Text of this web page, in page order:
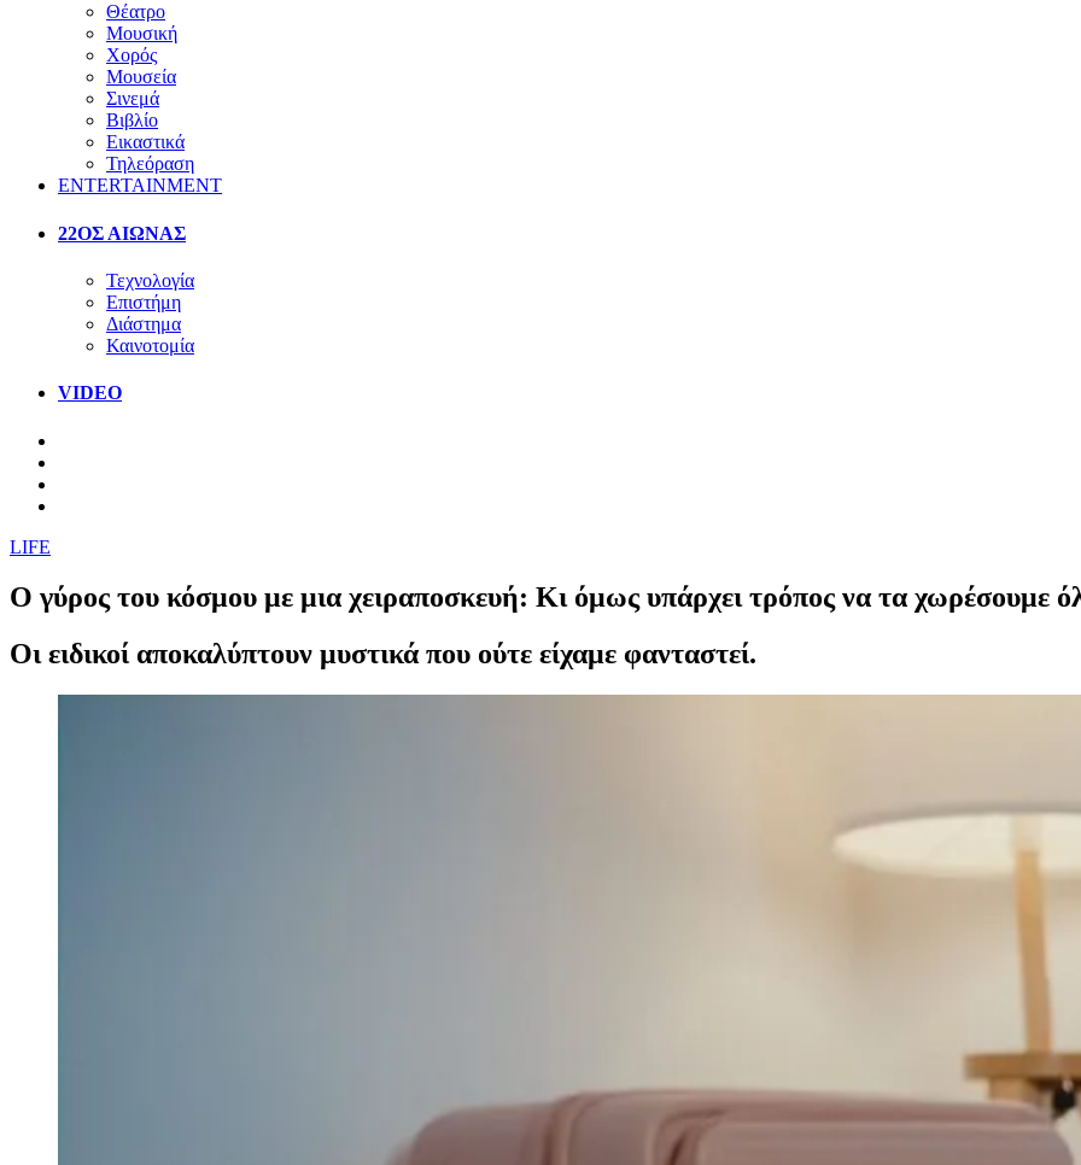
Θέατρο
Μουσική
Χορός
Μουσεία
Σινεμά
Βιβλίο
Εικαστικά
Τηλεόραση
ENTERTAINMENT
22ΟΣ ΑΙΩΝΑΣ
Τεχνολογία
Επιστήμη
Διάστημα
Καινοτομία
VIDEO
LIFE
O γύρος του κόσμου με μια χειραποσκευή: Κι όμως υπάρχει τρόπος να τα χωρέσουμε
Οι ειδικοί αποκαλύπτουν μυστικά που ούτε είχαμε φανταστεί.